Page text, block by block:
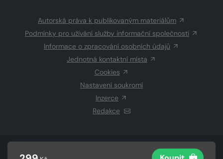
Autorská práva k publikovaným materiálům
Podmínky pro užívání služby informační společnosti
Informace o zpracování osobních údajů
Jednotná kontaktní místa
Cookies
Nastavení soukromí
Inzerce
Redakce
CZECH NEWS CENTER a.s.a dodavatelé